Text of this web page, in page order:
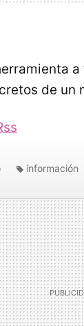
de un
información